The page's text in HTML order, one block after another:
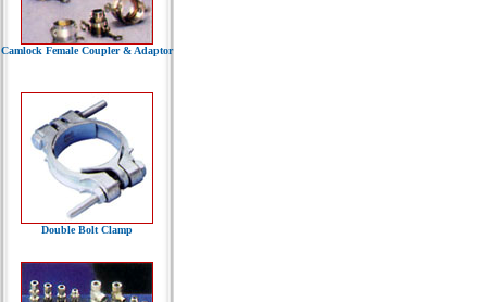
Camlock Female Coupler & Adaptor
Double Bolt Clamp